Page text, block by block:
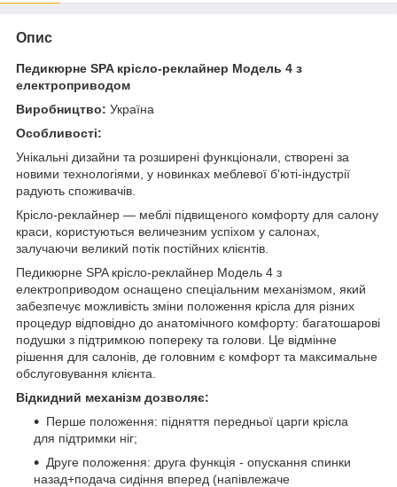
Опис
Педикюрне SPA крісло-реклайнер Модель 4 з
електроприводом
Виробництво: Україна
Особливості:
Унікальні дизайни та розширені функціонали, створені за
новими технологіями, у новинках меблевої б'юті-індустрії
радують споживачів.
Крісло-реклайнер — меблі підвищеного комфорту для салону
краси, користуються величезним успіхом у салонах,
залучаючи великий потік постійних клієнтів.
Педикюрне SPA крісло-реклайнер Модель 4 з
електроприводом оснащено спеціальним механізмом, який
забезпечує можливість зміни положення крісла для різних
процедур відповідно до анатомічного комфорту: багатошарові
подушки з підтримкою попереку та голови. Це відмінне
рішення для салонів, де головним є комфорт та максимальне
обслуговування клієнта.
Відкидний механізм дозволяє:
Перше положення: підняття передньої царги крісла
для підтримки ніг;
Друге положення: друга функція - опускання спинки
назад+подача сидіння вперед (напівлежаче